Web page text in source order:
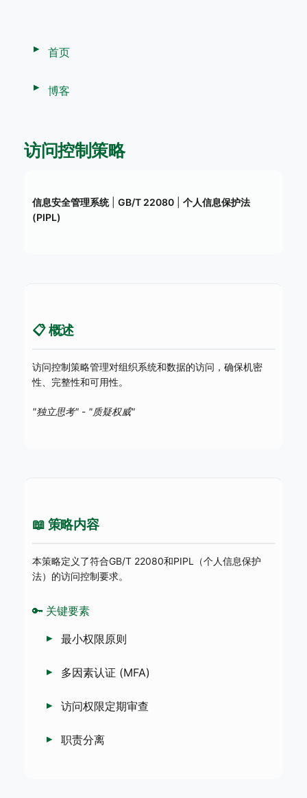
首页
博客
访问控制策略
信息安全管理系统| GB/T 22080| 个人信息保护法
(PIPL)
📋 概述
访问控制策略管理对组织系统和数据的访问，确保机密
性、完整性和可用性。
"独立思考"- "质疑权威"
📖 策略内容
本策略定义了符合GB/T 22080和PIPL（个人信息保护
法）的访问控制要求。
🔑 关键要素
最小权限原则
多因素认证 (MFA)
访问权限定期审查
职责分离